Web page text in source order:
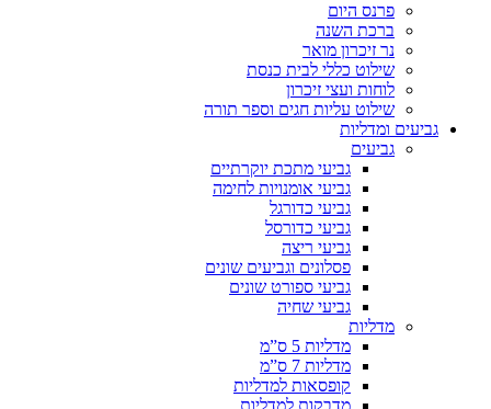
פרנס היום
ברכת השנה
נר זיכרון מואר
שילוט כללי לבית כנסת
לוחות ועצי זיכרון
שילוט עליות חגים וספר תורה
גביעים ומדליות
גביעים
גביעי מתכת יוקרתיים
גביעי אומנויות לחימה
גביעי כדורגל
גביעי כדורסל
גביעי ריצה
פסלונים וגביעים שונים
גביעי ספורט שונים
גביעי שחיה
מדליות
מדליות 5 ס”מ
מדליות 7 ס”מ
קופסאות למדליות
מדבקות למדליות